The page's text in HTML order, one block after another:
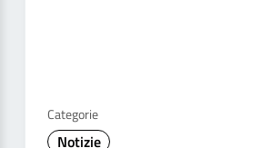
Categorie
Notizie